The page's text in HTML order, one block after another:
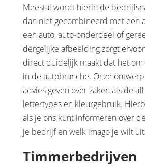
Meestal wordt hierin de
dan niet gecombineerd met een
een auto, auto-onderdeel of
dergelijke afbeelding zorgt
direct duidelijk maakt dat het
in de autobranche. Onze
advies geven over zaken als de
lettertypes en kleurgebruik.
als je ons kunt informeren over
je bedrijf en welk imago je wilt
Timmerbedrijven